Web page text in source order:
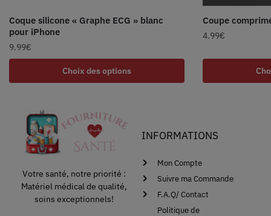
Coque silicone « Graphe ECG » blanc
pour iPhone
9.99€
Choix des options
Coupe
4.99€
Votre santé, notre priorité :
Matériel médical de qualité,
soins exceptionnels!
INFORMATIONS
Mon Compte
Suivre ma Commande
F.A.Q/ Contact
Politique de